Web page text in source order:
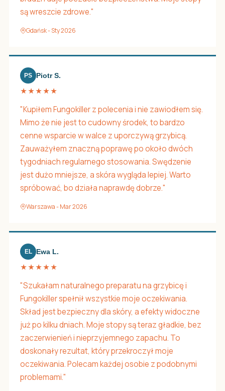
są wreszcie zdrowe."
Gdańsk - Sty 2026
PS Piotr S.
★★★★★
"Kupiłem Fungokiller z polecenia i nie zawiodłem się.
Mimo że nie jest to cudowny środek, to bardzo
cenne wsparcie w walce z uporczywą grzybicą.
Zauważyłem znaczną poprawę po około dwóch
tygodniach regularnego stosowania. Swędzenie
jest dużo mniejsze, a skóra wygląda lepiej. Warto
spróbować, bo działa naprawdę dobrze."
Warszawa - Mar 2026
EL Ewa L.
★★★★★
"Szukałam naturalnego preparatu na grzybicę i
Fungokiller spełnił wszystkie moje oczekiwania.
Skład jest bezpieczny dla skóry, a efekty widoczne
już po kilku dniach. Moje stopy są teraz gładkie, bez
zaczerwienień i nieprzyjemnego zapachu. To
doskonały rezultat, który przekroczył moje
oczekiwania. Polecam każdej osobie z podobnymi
problemami."